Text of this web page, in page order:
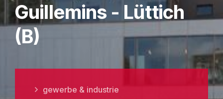
Guillemins - Lüttich
(B)
gewerbe & industrie